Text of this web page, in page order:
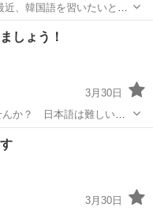
の無料体験希望者を募集
しょう！
3月30日
んか？ 日本語は難しいで
ばと思います。 詳しくは
3月30日